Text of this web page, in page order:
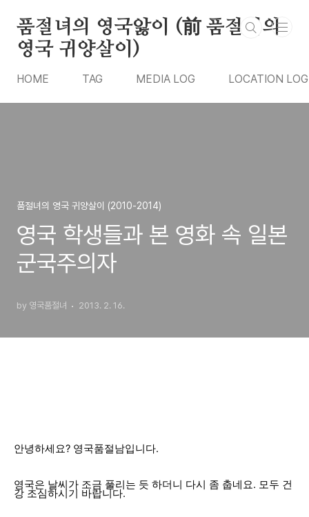
품절녀의 영국앓이 (前 품절녀의
영국 귀양살이)
HOME TAG MEDIA LOG LOCATION LOG
품절녀의 영국 귀양살이 (2010-2014)
영국 학생들과 본 영화 속 일본
군국주의자
by 영국품절녀 2013. 2. 16.
안녕하세요? 영국품절남입니다.
영국은 날씨가 조금 풀리는 듯 하더니 다시 좀 춥네요. 모두 건
강 조심하시기 바랍니다.